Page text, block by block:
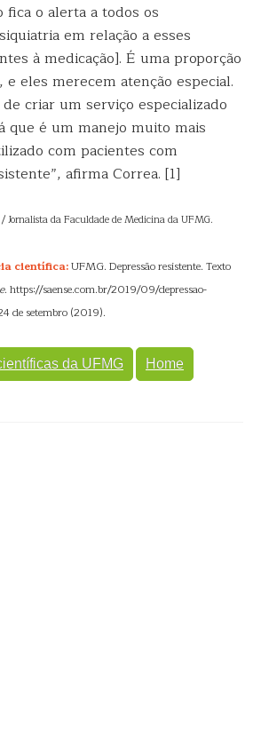
fica o alerta a todos os
em relação a esses
à medicação]. É uma proporção
eles merecem atenção especial.
de criar um serviço especializado
que é um manejo muito mais
com pacientes com
afirma Correa. [1]
Jornalista da Faculdade de Medicina da UFMG.
científica:UFMG. Depressão resistente. Texto
. https://saense.com.br/2019/09/depressao-
de setembro (2019).
da UFMG Home